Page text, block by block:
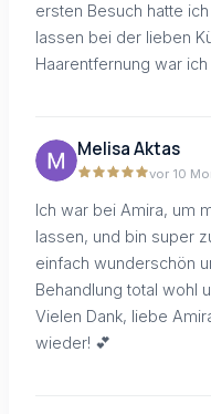
ersten Besuch hatte
lassen bei der lieben
Haarentfernung war
Melisa Aktas
vor 10
Ich war bei Amira, um
lassen, und bin super
einfach wunderschön
Behandlung total wohl
Vielen Dank, liebe
wieder! 💕